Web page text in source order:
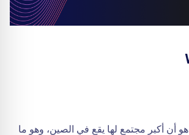
هو أن أكبر مجتمع لها يقع في الصين، وهو ما